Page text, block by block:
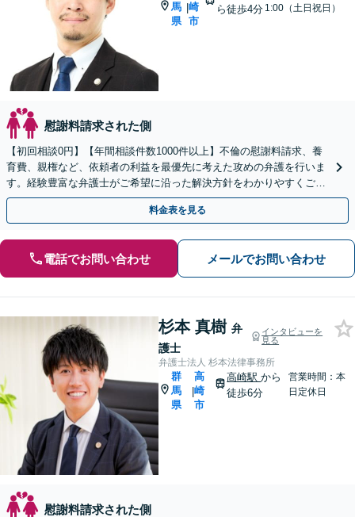
馬
県
|崎
市
ら徒歩4分 1:00（土日祝日）
慰謝料請求された側
【初回相談0円】【年間相談件数1000件以上】不倫の慰謝料請求、養
育費、親権など、依頼者の利益を最優先に考えた攻めの弁護を行いま
す。経験豊富な弁護士がご希望に沿った解決方針をわかりやすくご提
案します。お気軽にお問合せ下さい。
料金表を見る
電話でお問い合わせ メールでお問い合わせ
杉本 真樹 弁
護士
インタビューを
見る
弁護士法人 杉本法律事務所
群
馬
県
|
高
崎
市
高崎駅から
徒歩6分
営業時間：本
日定休日
慰謝料請求された側